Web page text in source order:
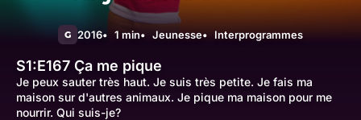
G 2016 1 min Jeunesse Interprogrammes
S1:E167 Ça me pique
Je peux sauter très haut. Je suis très petite. Je fais ma
maison sur d'autres animaux. Je pique ma maison pour me
nourrir. Qui suis-je?